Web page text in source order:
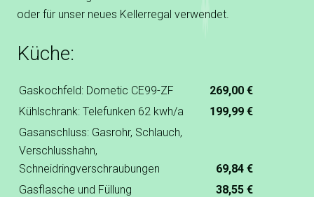
oder für unser neues Kellerregal verwendet.
Küche:
Gaskochfeld: Dometic CE99-ZF
269,00 €
Kühlschrank: Telefunken 62 kwh/a
199,99 €
Gasanschluss: Gasrohr, Schlauch,
Verschlusshahn,
Schneidringverschraubungen
69,84 €
Gasflasche und Füllung
38,55 €